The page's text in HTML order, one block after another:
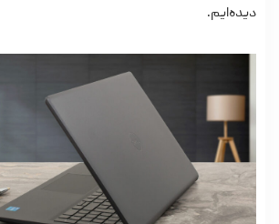
دیده‌ایم.